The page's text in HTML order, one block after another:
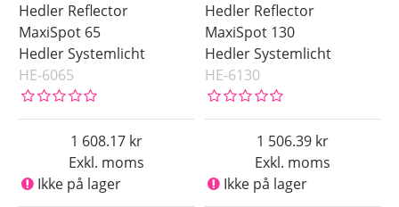
Hedler Reflector
MaxiSpot 65
Hedler Systemlicht
HE-6065
Exkl. moms
1 608.17
Ikke på lager
Hedler Reflector
MaxiSpot 130
Hedler Systemlicht
HE-6130
Exkl. moms
1 506.39
Ikke på lager